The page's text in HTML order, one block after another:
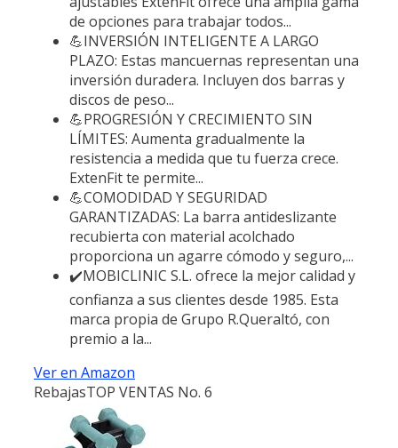
de opciones para trabajar todos...
💪INVERSIÓN INTELIGENTE A LARGO
PLAZO: Estas mancuernas representan una
inversión duradera. Incluyen dos barras y
discos de peso...
💪PROGRESIÓN Y CRECIMIENTO SIN
LÍMITES: Aumenta gradualmente la
resistencia a medida que tu fuerza crece.
ExtenFit te permite...
💪COMODIDAD Y SEGURIDAD
GARANTIZADAS: La barra antideslizante
recubierta con material acolchado
proporciona un agarre cómodo y seguro,...
✔️MOBICLINIC S.L. ofrece la mejor calidad y
confianza a sus clientes desde 1985. Esta
marca propia de Grupo R.Queraltó, con
premio a la...
Ver en Amazon
RebajasTOP VENTAS No. 6